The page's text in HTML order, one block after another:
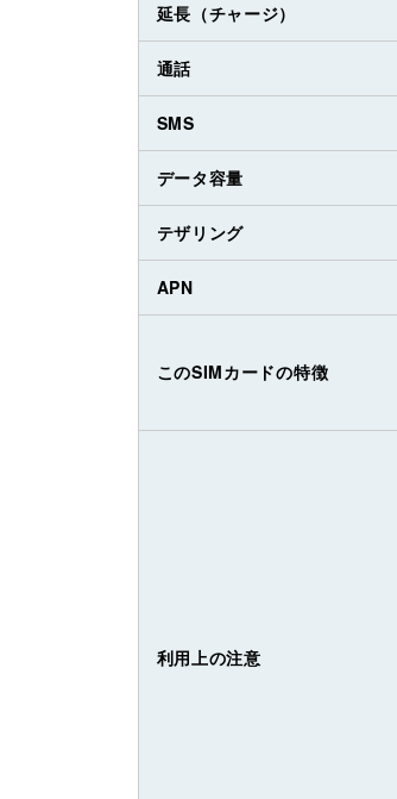
延長（チャージ）
通話
SMS
データ容量
テザリング
APN
このSIMカードの特徴
利用上の注意